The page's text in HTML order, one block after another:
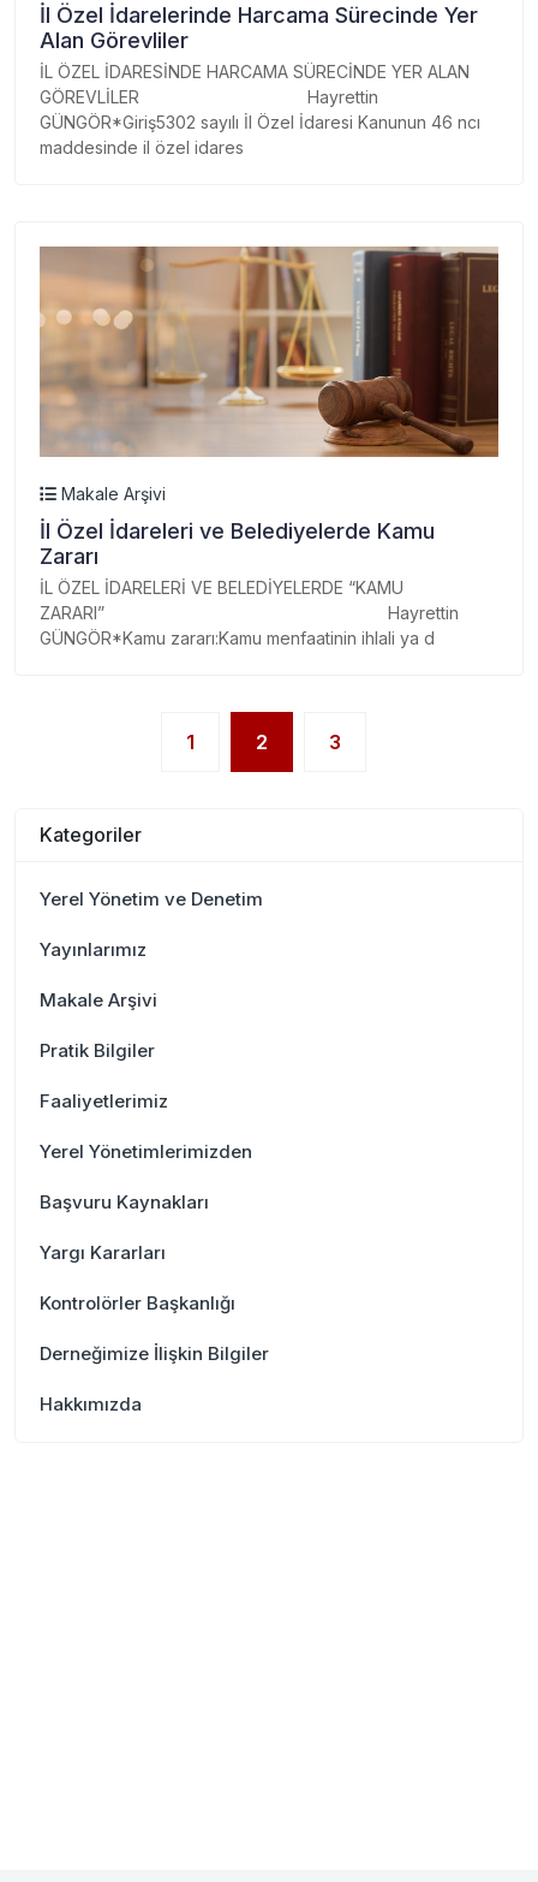
İl Özel İdarelerinde Harcama Sürecinde Yer
Alan Görevliler
İL ÖZEL İDARESİNDE HARCAMA SÜRECİNDE YER ALAN
GÖREVLİLER Hayrettin
GÜNGÖR*Giriş5302 sayılı İl Özel İdaresi Kanunun 46 ncı
maddesinde il özel idares
Makale Arşivi
İl Özel İdareleri ve Belediyelerde Kamu
Zararı
İL ÖZEL İDARELERİ VE BELEDİYELERDE “KAMU
ZARARI” Hayrettin
GÜNGÖR*Kamu zararı:Kamu menfaatinin ihlali ya d
1 2(current)
3
Kategoriler
Yerel Yönetim ve Denetim
Yayınlarımız
Makale Arşivi
Pratik Bilgiler
Faaliyetlerimiz
Yerel Yönetimlerimizden
Başvuru Kaynakları
Yargı Kararları
Kontrolörler Başkanlığı
Derneğimize İlişkin Bilgiler
Hakkımızda